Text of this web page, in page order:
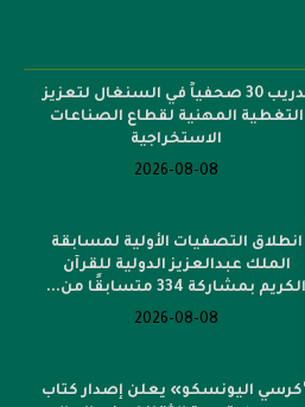
تدريب 30 صحفياً في السنغال لتعزيز
التغطية المهنية لقطاع الصناعات
الاستخراجية
انطلاق التصفيات الأولية لمسابقة
الملك عبدالعزيز الدولية للقرآن
الكريم بمشاركة 334 متسابقًا من...
“كرسي اليونسكو» يعلن إصدار كتاب